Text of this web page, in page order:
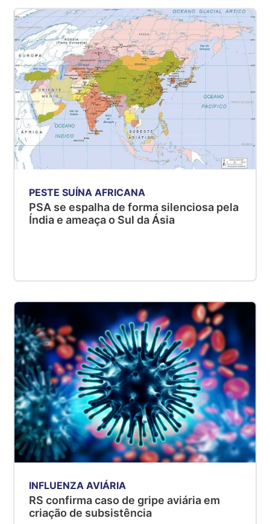
PESTE SUÍNA AFRICANA
PSA se espalha de forma silenciosa pela
Índia e ameaça o Sul da Ásia
INFLUENZA AVIÁRIA
RS confirma caso de gripe aviária em
criação de subsistência